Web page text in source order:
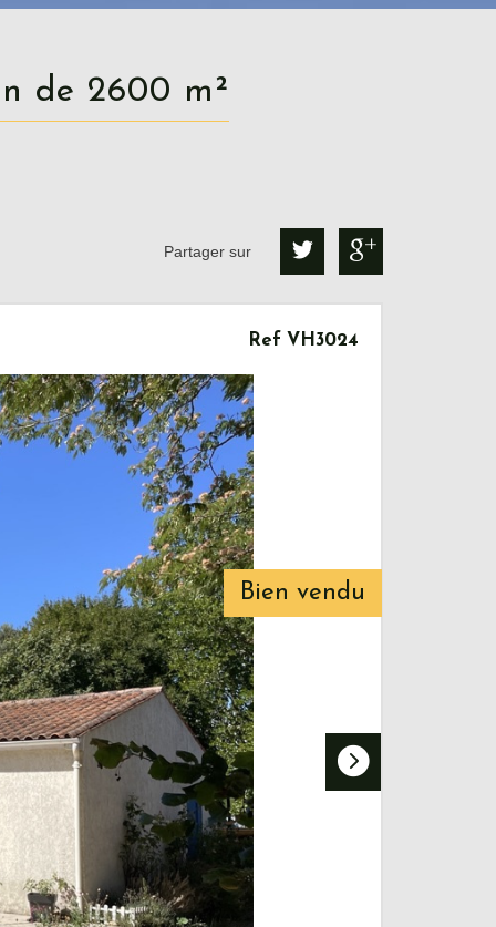
de 2600 m²
Partager sur
Bien vendu
Ref VH3024